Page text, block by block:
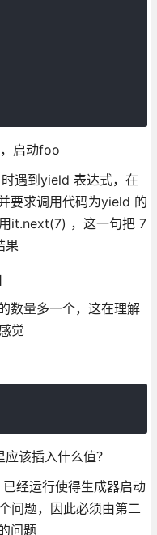
启动foo
遇到yield 表达式，在
要求调用代码为yield 的
it.next(7) ，这一句把 7
果
数量多一个，这在理解
觉
该插入什么值？
经运行使得生成器启动
问题，因此必须由第二
问题